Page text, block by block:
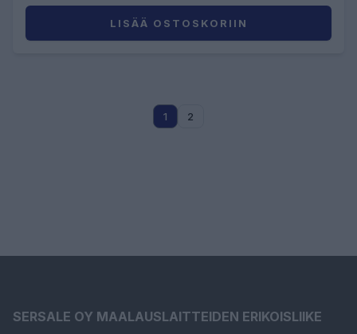
LISÄÄ OSTOSKORIIN
1 2
SERSALE OY MAALAUSLAITTEIDEN ERIKOISLIIKE